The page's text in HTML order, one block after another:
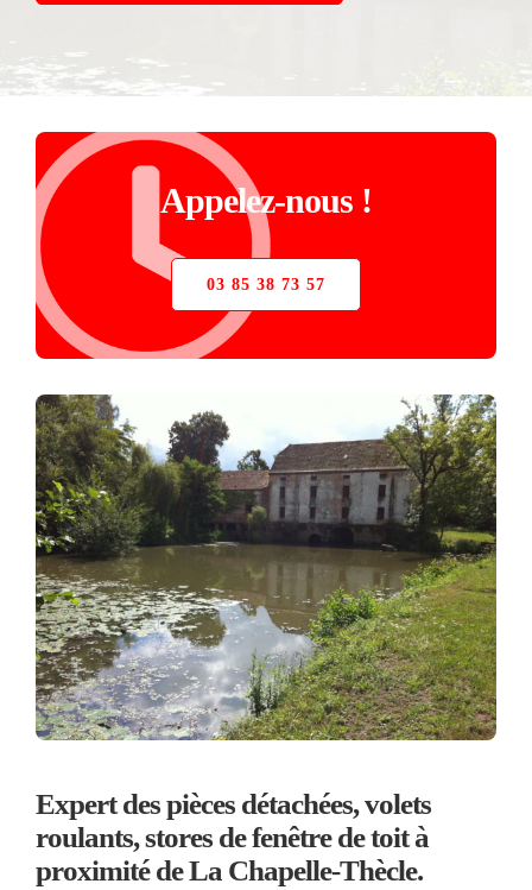
STORE
VERRIÈRE
PIÈCES DÉTACHÉES
Appelez-nous !
03 85 38 73 57
Expert des pièces détachées, volets
roulants, stores de fenêtre de toit à
proximité de La Chapelle-Thècle.